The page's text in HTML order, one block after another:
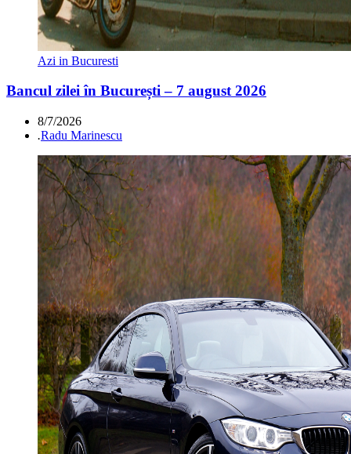
Azi in Bucuresti
Bancul zilei în București – 7 august 2026
8/7/2026
.Radu Marinescu